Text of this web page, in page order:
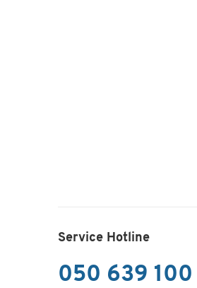
Service Hotline
050 639 100